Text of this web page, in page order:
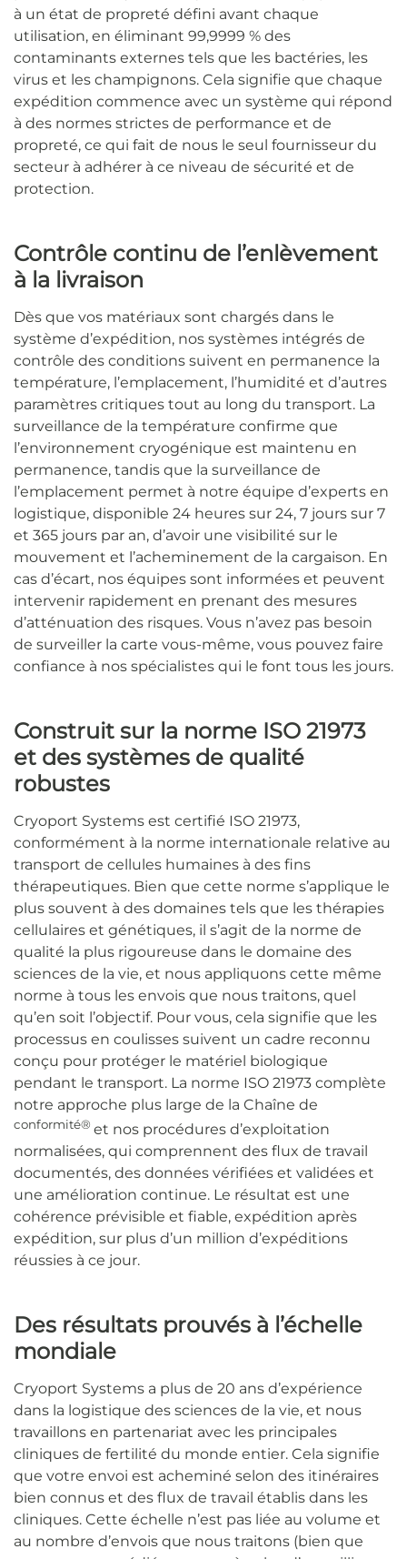
à un état de propreté défini avant chaque
utilisation, en éliminant 99,9999 % des
contaminants externes tels que les bactéries, les
virus et les champignons. Cela signifie que chaque
expédition commence avec un système qui répond
à des normes strictes de performance et de
propreté, ce qui fait de nous le seul fournisseur du
secteur à adhérer à ce niveau de sécurité et de
protection.
Contrôle continu de l’enlèvement
à la livraison
Dès que vos matériaux sont chargés dans le
système d’expédition, nos systèmes intégrés de
contrôle des conditions suivent en permanence la
température, l’emplacement, l’humidité et d’autres
paramètres critiques tout au long du transport. La
surveillance de la température confirme que
l’environnement cryogénique est maintenu en
permanence, tandis que la surveillance de
l’emplacement permet à notre équipe d’experts en
logistique, disponible 24 heures sur 24, 7 jours sur 7
et 365 jours par an, d’avoir une visibilité sur le
mouvement et l’acheminement de la cargaison. En
cas d’écart, nos équipes sont informées et peuvent
intervenir rapidement en prenant des mesures
d’atténuation des risques. Vous n’avez pas besoin
de surveiller la carte vous-même, vous pouvez faire
confiance à nos spécialistes qui le font tous les jours.
Construit sur la norme ISO 21973
et des systèmes de qualité
robustes
Cryoport Systems est certifié ISO 21973,
conformément à la norme internationale relative au
transport de cellules humaines à des fins
thérapeutiques. Bien que cette norme s’applique le
plus souvent à des domaines tels que les thérapies
cellulaires et génétiques, il s’agit de la norme de
qualité la plus rigoureuse dans le domaine des
sciences de la vie, et nous appliquons cette même
norme à tous les envois que nous traitons, quel
qu’en soit l’objectif. Pour vous, cela signifie que les
processus en coulisses suivent un cadre reconnu
conçu pour protéger le matériel biologique
pendant le transport. La norme ISO 21973 complète
notre approche plus large de la Chaîne de
conformité® et nos procédures d’exploitation
normalisées, qui comprennent des flux de travail
documentés, des données vérifiées et validées et
une amélioration continue. Le résultat est une
cohérence prévisible et fiable, expédition après
expédition, sur plus d’un million d’expéditions
réussies à ce jour.
Des résultats prouvés à l’échelle
mondiale
Cryoport Systems a plus de 20 ans d’expérience
dans la logistique des sciences de la vie, et nous
travaillons en partenariat avec les principales
cliniques de fertilité du monde entier. Cela signifie
que votre envoi est acheminé selon des itinéraires
bien connus et des flux de travail établis dans les
cliniques. Cette échelle n’est pas liée au volume et
au nombre d’envois que nous traitons (bien que